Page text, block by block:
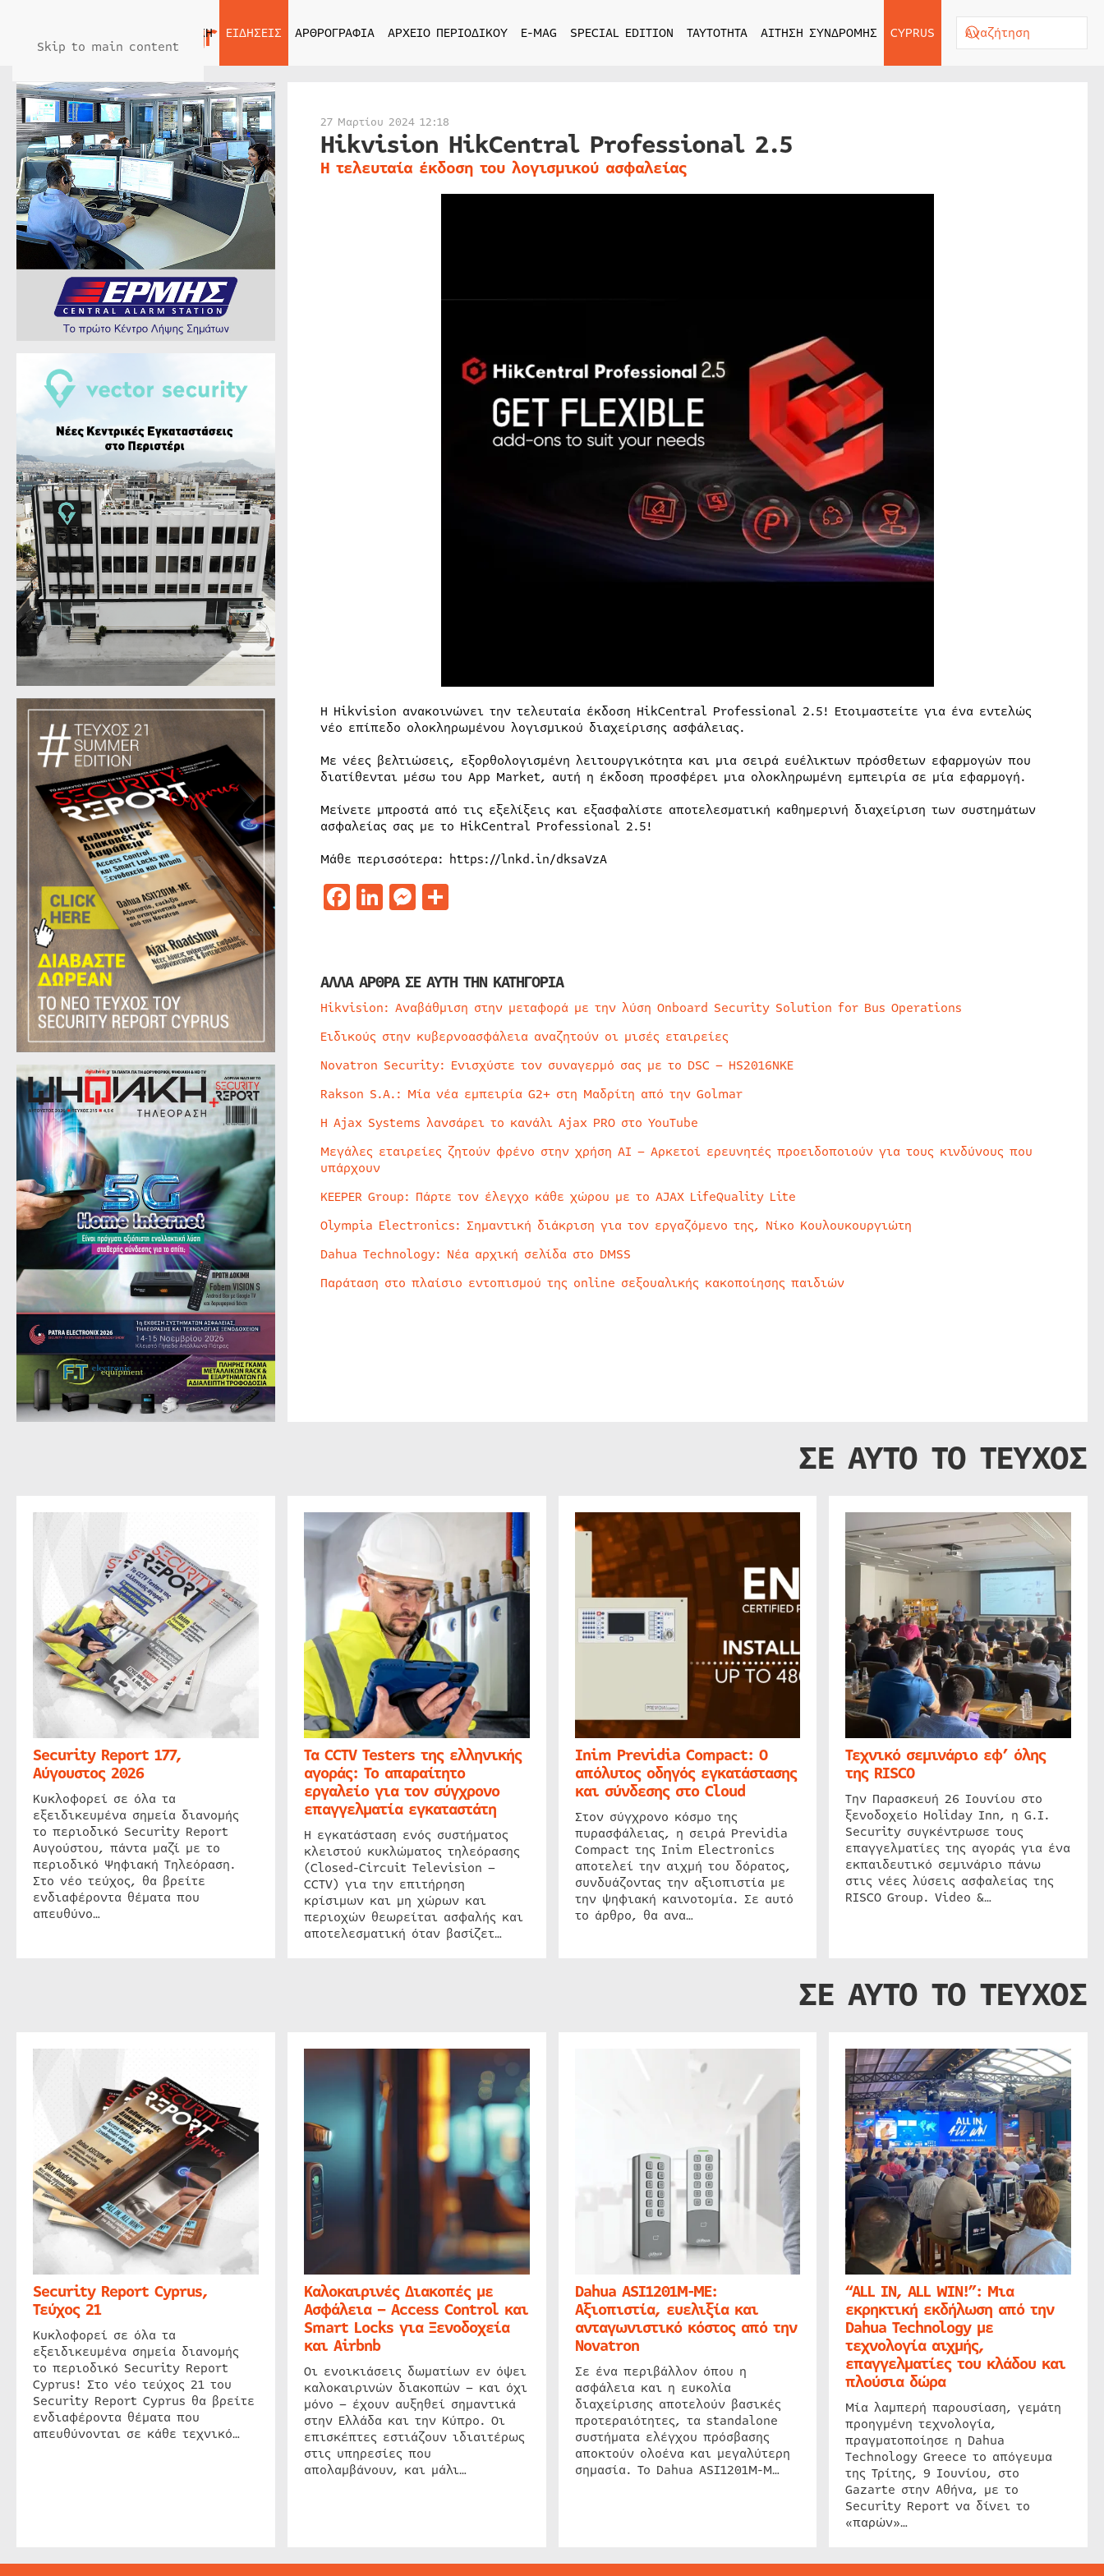
Skip to main content
ΑΡΧΙΚΗ ΕΙΔΗΣΕΙΣ ΑΡΘΡΟΓΡΑΦΙΑ ΑΡΧΕΙΟ ΠΕΡΙΟΔΙΚΟΥ E-MAG SPECIAL EDITION ΤΑΥΤΟΤΗΤΑ ΑΙΤΗΣΗ ΣΥΝΔΡΟΜΗΣ CYPRUS
27 Μαρτίου 2024 12:18
Hikvision HikCentral Professional 2.5
Η τελευταία έκδοση του λογισμικού ασφαλείας
Η Hikvision ανακοινώνει την τελευταία έκδοση HikCentral Professional 2.5! Ετοιμαστείτε για ένα εντελώς
νέο επίπεδο ολοκληρωμένου λογισμικού διαχείρισης ασφάλειας.
Με νέες βελτιώσεις, εξορθολογισμένη λειτουργικότητα και μια σειρά ευέλικτων πρόσθετων εφαρμογών που
διατίθενται μέσω του App Market, αυτή η έκδοση προσφέρει μια ολοκληρωμένη εμπειρία σε μία εφαρμογή.
Μείνετε μπροστά από τις εξελίξεις και εξασφαλίστε αποτελεσματική καθημερινή διαχείριση των συστημάτων
ασφαλείας σας με το HikCentral Professional 2.5!
Μάθε περισσότερα: https://lnkd.in/dksaVzA
Facebook
LinkedIn
Messenger
Μοιραστείτε
ΑΛΛΑ ΑΡΘΡΑ ΣΕ ΑΥΤΗ ΤΗΝ ΚΑΤΗΓΟΡΙΑ
Hikvision: Αναβάθμιση στην μεταφορά με την λύση Onboard Security Solution for Bus Operations
Ειδικούς στην κυβερνοασφάλεια αναζητούν οι μισές εταιρείες
Novatron Security: Ενισχύστε τον συναγερμό σας με το DSC – HS2016NKE
Rakson S.A.: Μία νέα εμπειρία G2+ στη Μαδρίτη από την Golmar
Η Ajax Systems λανσάρει το κανάλι Ajax PRO στο YouTube
Μεγάλες εταιρείες ζητούν φρένο στην χρήση AI – Αρκετοί ερευνητές προειδοποιούν για τους κινδύνους που
υπάρχουν
KEEPER Group: Πάρτε τον έλεγχο κάθε χώρου με το AJAX LifeQuality Lite
Olympia Electronics: Σημαντική διάκριση για τον εργαζόμενο της, Νίκο Κουλουκουργιώτη
Dahua Technology: Νέα αρχική σελίδα στο DMSS
Παράταση στο πλαίσιο εντοπισμού της online σεξουαλικής κακοποίησης παιδιών
ΣΕ ΑΥΤΟ ΤΟ ΤΕΥΧΟΣ
Security Report 177,
Αύγουστος 2026
Κυκλοφορεί σε όλα τα
εξειδικευμένα σημεία διανομής
το περιοδικό Security Report
Αυγούστου, πάντα μαζί με το
περιοδικό Ψηφιακή Τηλεόραση.
Στο νέο τεύχος, θα βρείτε
ενδιαφέροντα θέματα που
απευθύνο…
Τα CCTV Testers της ελληνικής
αγοράς: Το απαραίτητο
εργαλείο για τον σύγχρονο
επαγγελματία εγκαταστάτη
Η εγκατάσταση ενός συστήματος
κλειστού κυκλώματος τηλεόρασης
(Closed-Circuit Television –
CCTV) για την επιτήρηση
κρίσιμων και μη χώρων και
περιοχών θεωρείται ασφαλής και
αποτελεσματική όταν βασίζετ…
Inim Previdia Compact: Ο
απόλυτος οδηγός εγκατάστασης
και σύνδεσης στο Cloud
Στον σύγχρονο κόσμο της
πυρασφάλειας, η σειρά Previdia
Compact της Inim Electronics
αποτελεί την αιχμή του δόρατος,
συνδυάζοντας την αξιοπιστία με
την ψηφιακή καινοτομία. Σε αυτό
το άρθρο, θα ανα…
Τεχνικό σεμινάριο εφ’ όλης
της RISCO
Την Παρασκευή 26 Ιουνίου στο
ξενοδοχείο Holiday Inn, η G.I.
Security συγκέντρωσε τους
επαγγελματίες της αγοράς για ένα
εκπαιδευτικό σεμινάριο πάνω
στις νέες λύσεις ασφαλείας της
RISCO Group. Video &…
ΣΕ ΑΥΤΟ ΤΟ ΤΕΥΧΟΣ
Security Report Cyprus,
Τεύχος 21
Κυκλοφορεί σε όλα τα
εξειδικευμένα σημεία διανομής
το περιοδικό Security Report
Cyprus! Στο νέο τεύχος 21 του
Security Report Cyprus θα βρείτε
ενδιαφέροντα θέματα που
απευθύνονται σε κάθε τεχνικό…
Καλοκαιρινές Διακοπές με
Ασφάλεια – Access Control και
Smart Locks για Ξενοδοχεία
και Airbnb
Οι ενοικιάσεις δωματίων εν όψει
καλοκαιρινών διακοπών – και όχι
μόνο – έχουν αυξηθεί σημαντικά
στην Ελλάδα και την Κύπρο. Οι
επισκέπτες εστιάζουν ιδιαιτέρως
στις υπηρεσίες που
απολαμβάνουν, και μάλι…
Dahua ASI1201M-ME:
Αξιοπιστία, ευελιξία και
ανταγωνιστικό κόστος από την
Novatron
Σε ένα περιβάλλον όπου η
ασφάλεια και η ευκολία
διαχείρισης αποτελούν βασικές
προτεραιότητες, τα standalone
συστήματα ελέγχου πρόσβασης
αποκτούν ολοένα και μεγαλύτερη
σημασία. Το Dahua ASI1201M-M…
“ALL IN, ALL WIN!”: Μια
εκρηκτική εκδήλωση από την
Dahua Technology με
τεχνολογία αιχμής,
επαγγελματίες του κλάδου και
πλούσια δώρα
Μία λαμπερή παρουσίαση, γεμάτη
προηγμένη τεχνολογία,
πραγματοποίησε η Dahua
Technology Greece το απόγευμα
της Τρίτης, 9 Ιουνίου, στο
Gazarte στην Αθήνα, με το
Security Report να δίνει το
«παρών»…